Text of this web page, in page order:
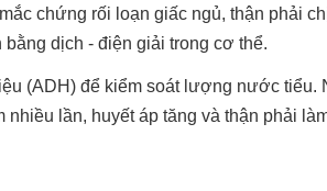
chứng rối loạn giấc ngủ, thận phải
dịch - điện giải trong cơ thể.
(ADH) để kiểm soát lượng nước tiểu.
lần, huyết áp tăng và thận phải